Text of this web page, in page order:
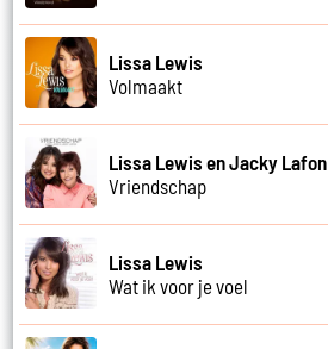
Lissa Lewis
Volmaakt
Lissa Lewis en Jacky Lafon
Vriendschap
Lissa Lewis
Wat ik voor je voel